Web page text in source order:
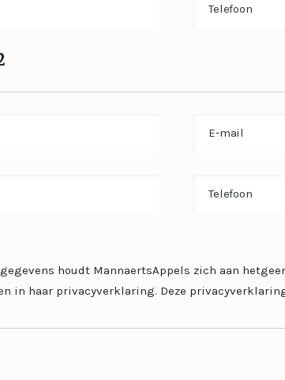
houdt MannaertsAppels zich aan
in haar privacyverklaring. Deze